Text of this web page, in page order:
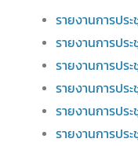
รายงานการปร
รายงานการปร
รายงานการปร
รายงานการปร
รายงานการปร
รายงานการปร